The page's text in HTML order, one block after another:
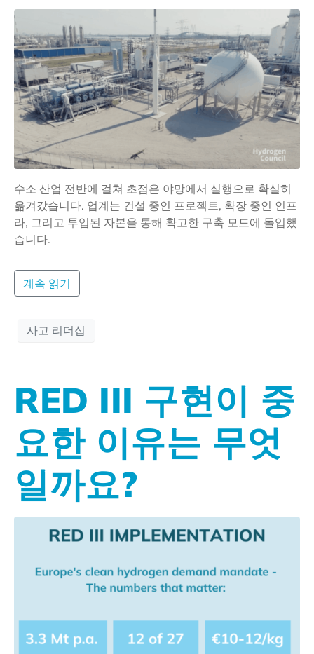
수소 산업 전반에 걸쳐 초점은 야망에서 실행으로 확실히
옮겨갔습니다. 업계는 건설 중인 프로젝트, 확장 중인 인프
라, 그리고 투입된 자본을 통해 확고한 구축 모드에 돌입했
습니다.
계속 읽기
사고 리더십
RED III 구현이 중
요한 이유는 무엇
일까요?